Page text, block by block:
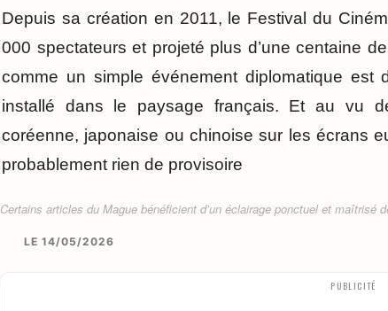
Depuis sa création en 2011, le Festival du
000 spectateurs et projeté plus d’une centaine
comme un simple événement diplomatique est
installé dans le paysage français. Et au vu
coréenne, japonaise ou chinoise sur les écrans
probablement rien de provisoire
Certains articles du Mague bénéficient d’un éclairage ponctuel et maîtrisé
LE 14/05/2026
PUBLICITÉ